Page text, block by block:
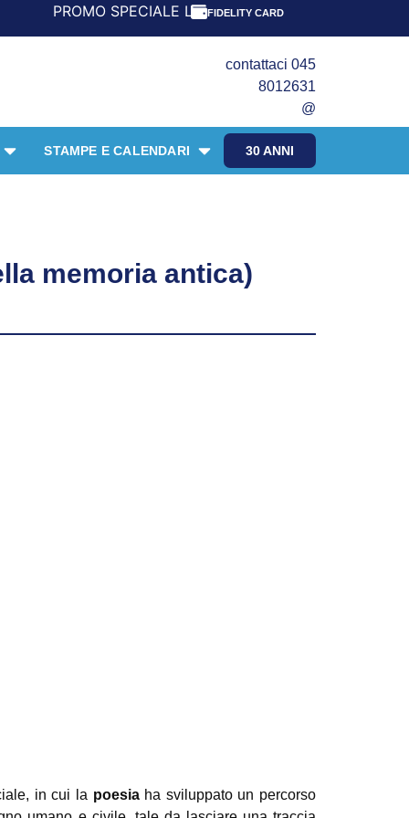
SPECIALE LIBRI PER I 30 ANNI DEL
FIDELITY CARD
contattaci 045
8012631
@
30 ANNI
STAMPE E CALENDARI
memoria antica)
in cui la poesia ha sviluppato un percorso